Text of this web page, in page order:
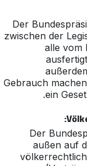
Der
zwischen der
alle vom
Gebrauch
ein
Der
außen auf